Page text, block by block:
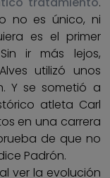
no es único, ni
es el primer
ir más lejos,
utilizó unos
Y se sometió a
atleta Carl
en una carrera
de que no
Padrón.
ver la evolución